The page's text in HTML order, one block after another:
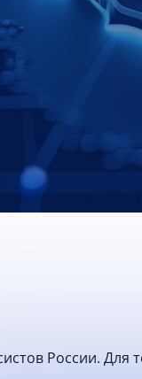
России. Для